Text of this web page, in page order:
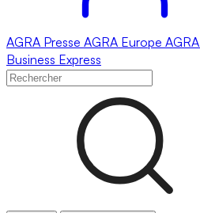
AGRA Presse AGRA Europe AGRA
Business Express